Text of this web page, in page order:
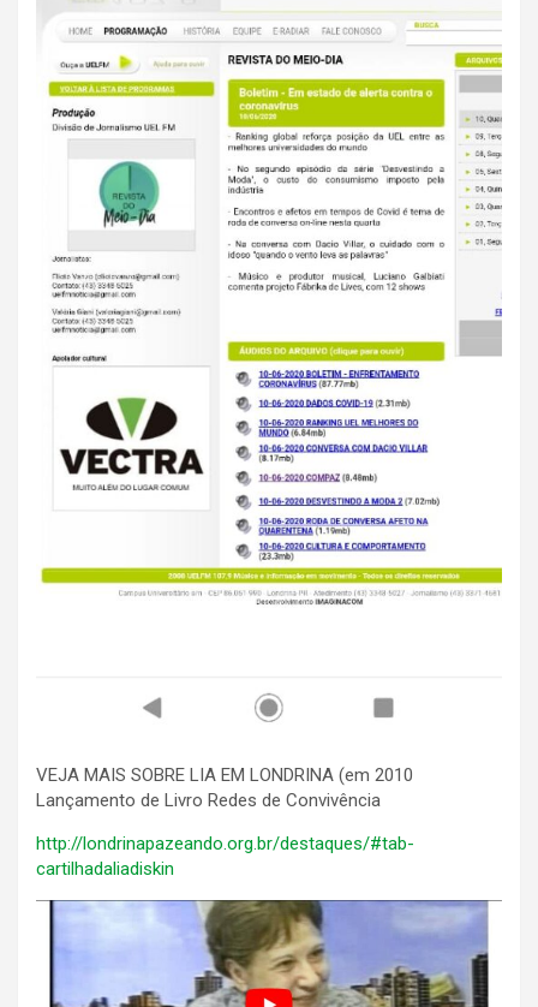
VEJA MAIS SOBRE LIA EM LONDRINA (em 2010
Lançamento de Livro Redes de Convivência
http://londrinapazeando.org.br/destaques/#tab-
cartilhadaliadiskin